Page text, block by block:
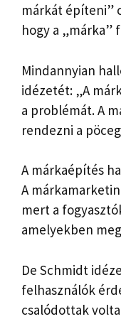
márkát építeni”
hogy a „márka”
Mindannyian
idézetét: „A
a problémát. A
rendezni a
A márkaépítés
A
mert a
amelyekben
De Schmidt
felhasználók
csalódottak